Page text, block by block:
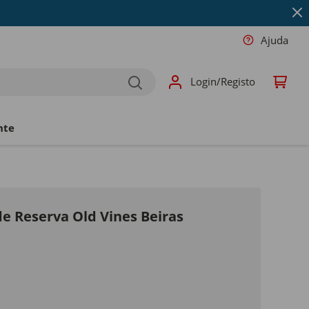
Ajuda
Login/Registo
Reserva Old Vines Beiras